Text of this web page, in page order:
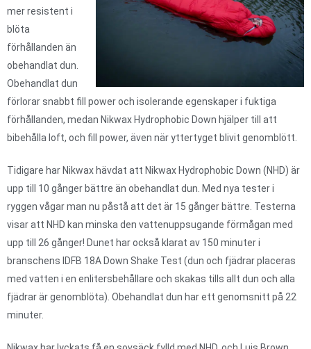
mer resistent i
blöta
förhållanden än
obehandlat dun.
Obehandlat dun
förlorar snabbt fill power och isolerande egenskaper i fuktiga
förhållanden, medan Nikwax Hydrophobic Down hjälper till att
bibehålla loft, och fill power, även när yttertyget blivit genomblött.
Tidigare har Nikwax hävdat att Nikwax Hydrophobic Down (NHD) är
upp till 10 gånger bättre än obehandlat dun. Med nya tester i
ryggen vågar man nu påstå att det är 15 gånger bättre. Testerna
visar att NHD kan minska den vattenuppsugande förmågan med
upp till 26 gånger! Dunet har också klarat av 150 minuter i
branschens IDFB 18A Down Shake Test (dun och fjädrar placeras
med vatten i en enlitersbehållare och skakas tills allt dun och alla
fjädrar är genomblöta). Obehandlat dun har ett genomsnitt på 22
minuter.